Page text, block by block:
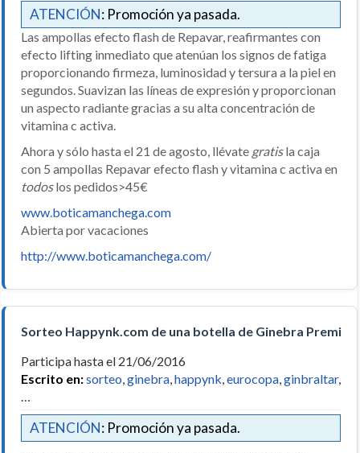
ATENCIÓN: Promoción ya pasada.
Las ampollas efecto flash de Repavar, reafirmantes con
efecto lifting inmediato que atenúan los signos de fatiga
proporcionando firmeza, luminosidad y tersura a la piel en
segundos. Suavizan las líneas de expresión y proporcionan
un aspecto radiante gracias a su alta concentración de
vitamina c activa.
Ahora y sólo hasta el 21 de agosto, llévate gratisla caja
con 5 ampollas Repavar efecto flash y vitamina c activa en
todoslos pedidos>45€
www.boticamanchega.com
Abierta por vacaciones
http://www.boticamanchega.com/
Sorteo Happynk.com de una botella de Ginebra Premium
Participa hasta el 21/06/2016
Escrito en:sorteo,ginebra,happynk,eurocopa,ginbraltar,
…
ATENCIÓN: Promoción ya pasada.